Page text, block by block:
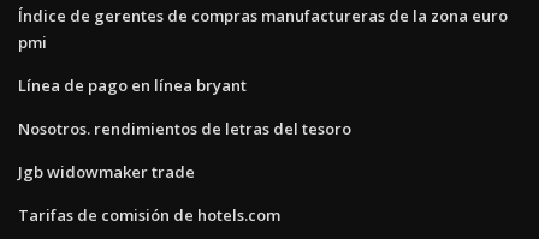
Índice de gerentes de compras manufactureras de la zona euro
pmi
Línea de pago en línea bryant
Nosotros. rendimientos de letras del tesoro
Jgb widowmaker trade
Tarifas de comisión de hotels.com